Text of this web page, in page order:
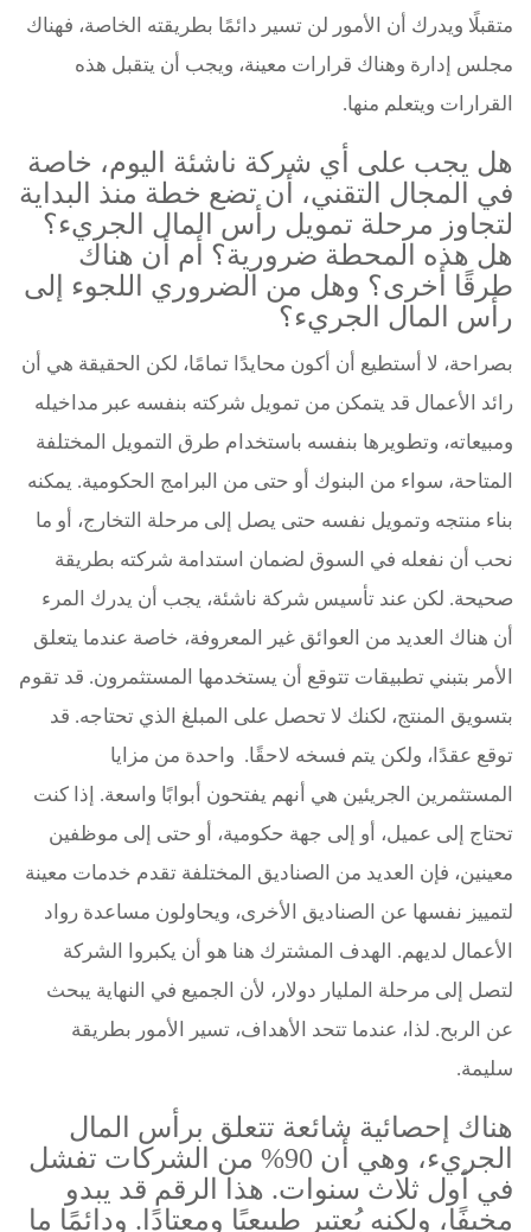
متقبلًا ويدرك أن الأمور لن تسير دائمًا بطريقته الخاصة، فهناك
مجلس إدارة وهناك قرارات معينة، ويجب أن يتقبل هذه
القرارات ويتعلم منها.
هل يجب على أي شركة ناشئة اليوم، خاصة
في المجال التقني، أن تضع خطة منذ البداية
لتجاوز مرحلة تمويل رأس المال الجريء؟
هل هذه المحطة ضرورية؟ أم أن هناك
طرقًا أخرى؟ وهل من الضروري اللجوء إلى
رأس المال الجريء؟
بصراحة، لا أستطيع أن أكون محايدًا تمامًا، لكن الحقيقة هي أن
رائد الأعمال قد يتمكن من تمويل شركته بنفسه عبر مداخيله
ومبيعاته، وتطويرها بنفسه باستخدام طرق التمويل المختلفة
المتاحة، سواء من البنوك أو حتى من البرامج الحكومية. يمكنه
بناء منتجه وتمويل نفسه حتى يصل إلى مرحلة التخارج، أو ما
نحب أن نفعله في السوق لضمان استدامة شركته بطريقة
صحيحة. لكن عند تأسيس شركة ناشئة، يجب أن يدرك المرء
أن هناك العديد من العوائق غير المعروفة، خاصة عندما يتعلق
الأمر بتبني تطبيقات تتوقع أن يستخدمها المستثمرون. قد تقوم
بتسويق المنتج، لكنك لا تحصل على المبلغ الذي تحتاجه. قد
توقع عقدًا، ولكن يتم فسخه لاحقًا. واحدة من مزايا
المستثمرين الجريئين هي أنهم يفتحون أبوابًا واسعة. إذا كنت
تحتاج إلى عميل، أو إلى جهة حكومية، أو حتى إلى موظفين
معينين، فإن العديد من الصناديق المختلفة تقدم خدمات معينة
لتمييز نفسها عن الصناديق الأخرى، ويحاولون مساعدة رواد
الأعمال لديهم. الهدف المشترك هنا هو أن يكبروا الشركة
لتصل إلى مرحلة المليار دولار، لأن الجميع في النهاية يبحث
عن الربح. لذا، عندما تتحد الأهداف، تسير الأمور بطريقة
سليمة.
هناك إحصائية شائعة تتعلق برأس المال
الجريء، وهي أن 90% من الشركات تفشل
في أول ثلاث سنوات. هذا الرقم قد يبدو
مخيفًا، ولكنه يُعتبر طبيعيًا ومعتادًا. ودائمًا ما